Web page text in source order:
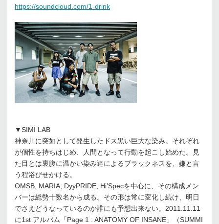
https://soundcloud.com/1-drink
▼SIMI LAB
神奈川に突如として発生したドス黒い巨大な染み。それぞれ
が個性を持ちはじめ、人間となって行動を起こし始めた。見
た目とは裏腹に温かい染み達によるブラックネスを、嫌と言
う程浴びせかける。
OMSB, MARIA, DyyPRIDE, Hi’Specを中心に、その構成メン
バーは総勢十数名から成る。その形は常に変化し続け、明日
でさえどうなっているのか誰にも予想出来ない。2011.11.11
に1st アルバム「Page 1 : ANATOMY OF INSANE」（SUMMI